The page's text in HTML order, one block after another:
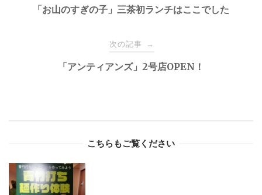
navigation
「お山のすぎの子」三茶初ランチはここでした
次の記事 →
「アンティアンズ」2号店OPEN！
こちらもご覧ください